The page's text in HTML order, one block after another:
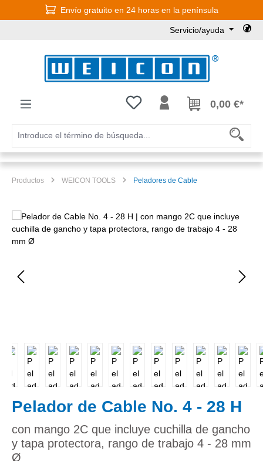
Saltar al contenido principalEnvío gratuito en 24 horas en la península
Servicio/ayuda
Tienes 0 artículos en tu lista de
0,00 €*
Productos WEICON TOOLS Peladores de Cable
Omitir galería de imágenes
Pelador de Cable No. 4 - 28 H
con mango 2C que incluye cuchilla de gancho
y tapa protectora, rango de trabajo 4 - 28 mm
Ø